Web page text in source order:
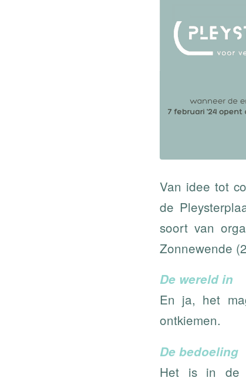
Van idee tot
de
soort van
Zonnewende
De wereld in
En ja, het
ontkiemen.
De bedoeling
Het is in de